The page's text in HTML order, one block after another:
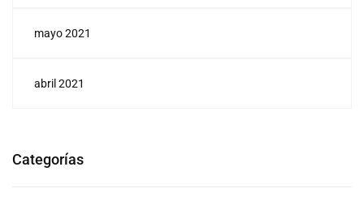
mayo 2021
abril 2021
Categorías